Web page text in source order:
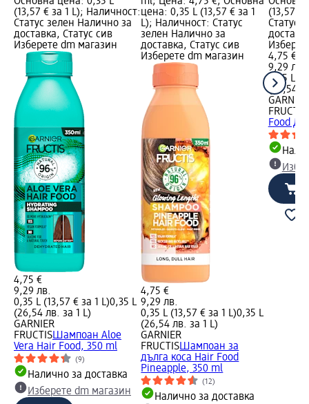
(13,57 € за 1 L); Наличност:
Статус зелен Налично за
доставка, Статус сив
Изберете dm магазин
4,75 €
9,29 лв.
0,35 L (13,57 € за 1 L)0,35 L
(26,54 лв. за 1 L)
GARNIER
FRUCTISШампоан Aloe
Vera Hair Food, 350 ml
(9)
Налично за доставка
Изберете dm магазин
цена: 0,35 L (13,57 € за 1
L); Наличност: Статус
зелен Налично за
доставка, Статус сив
Изберете dm магазин
4,75 €
9,29 лв.
0,35 L (13,57 € за 1 L)0,35 L
(26,54 лв. за 1 L)
GARNIER
FRUCTISШампоан за
дълга коса Hair Food
Pineapple, 350 ml
(12)
Налично за доставка
(13,57 €
Статус
4,75 €
9,29 лв.
0,35 L
(26,54
GARNIER
FRUCTIS
Food